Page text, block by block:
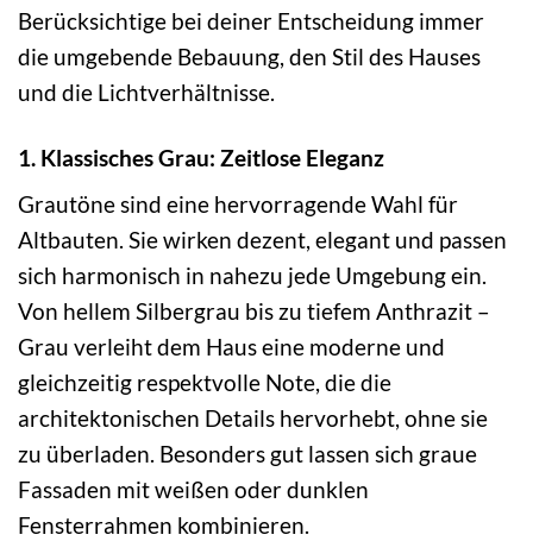
Berücksichtige bei deiner Entscheidung immer
die umgebende Bebauung, den Stil des Hauses
und die Lichtverhältnisse.
1. Klassisches Grau: Zeitlose Eleganz
Grautöne sind eine hervorragende Wahl für
Altbauten. Sie wirken dezent, elegant und passen
sich harmonisch in nahezu jede Umgebung ein.
Von hellem Silbergrau bis zu tiefem Anthrazit –
Grau verleiht dem Haus eine moderne und
gleichzeitig respektvolle Note, die die
architektonischen Details hervorhebt, ohne sie
zu überladen. Besonders gut lassen sich graue
Fassaden mit weißen oder dunklen
Fensterrahmen kombinieren.